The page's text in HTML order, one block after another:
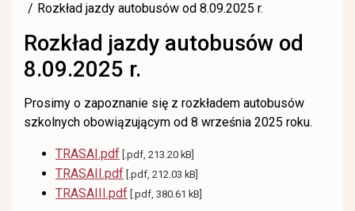
Rozkład jazdy autobusów od 8.09.2025 r.
Rozkład jazdy autobusów od
8.09.2025 r.
Prosimy o zapoznanie się z rozkładem autobusów
szkolnych obowiązującym od 8 września 2025 roku.
TRASAI.pdf [.pdf, 213.20 kB]
TRASAII.pdf [.pdf, 212.03 kB]
TRASAIII.pdf [.pdf, 380.61 kB]